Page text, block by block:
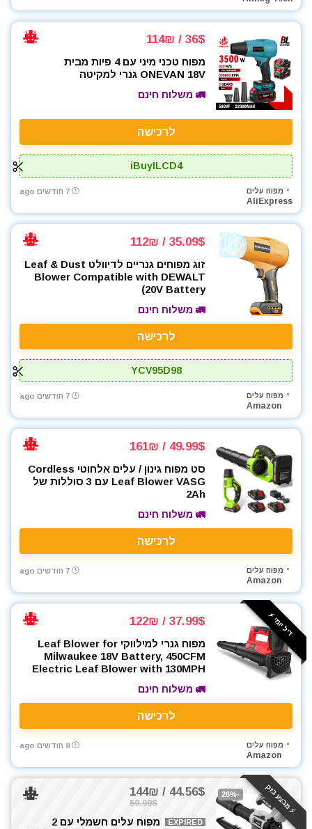
36$ / 114₪
מפוח טכני מיני עם 4 פיות מבית
ONEVAN 18V גנרי למקיטה
🚛 משלוח חינם
לרכישה
iBuyILCD4
מפוח עלים
AliExpress
7 חודשים ago
35.09$ / 112₪
זוג מפוחים גנריים לדיוולט Leaf & Dust
Blower Compatible with DEWALT
20V Battery)
🚛 משלוח חינם
לרכישה
YCV95D98
מפוח עלים
Amazon
7 חודשים ago
49.99$ / 161₪
סט מפוח גינון / עלים אלחוטי Cordless
Leaf Blower VASG עם 3 סוללות של
2Ah
🚛 משלוח חינם
לרכישה
מפוח עלים
Amazon
7 חודשים ago
דיל יומי ⚡️ 37.99$ / 122₪
מפוח גנרי למילווקי Leaf Blower for
Milwaukee 18V Battery, 450CFM
Electric Leaf Blower with 130MPH
🚛 משלוח חינם
לרכישה
מפוח עלים
Amazon
8 חודשים ago
⚡️ מבצע בזק -26%
44.56$ / 144₪
59.99$
EXPIRED
מפוח עלים חשמלי עם 2